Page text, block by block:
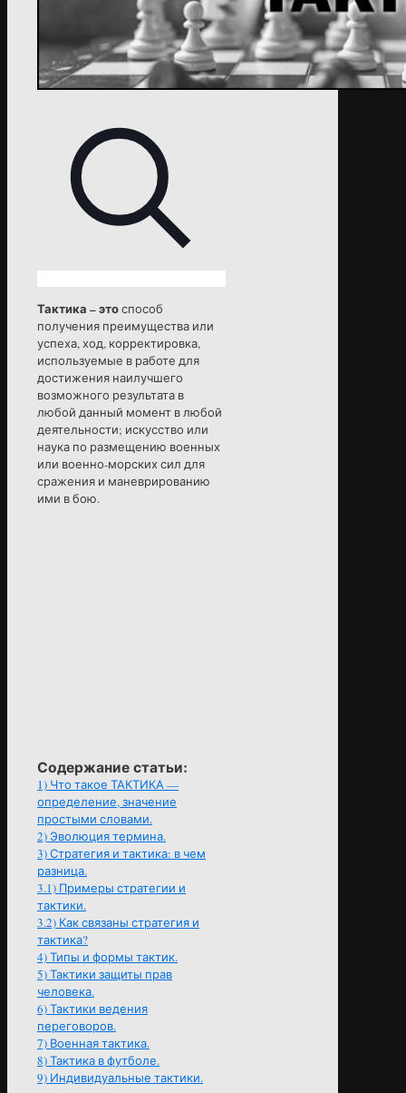
Тактика – этоспособ
получения преимущества или
успеха, ход, корректировка,
используемые в работе для
достижения наилучшего
возможного результата в
любой данный момент в любой
деятельности; искусство или
наука по размещению военных
или военно-морских сил для
сражения и маневрированию
ими в бою.
Содержание статьи:
1) Что такое ТАКТИКА —
определение, значение
простыми словами.
2)Эволюция термина.
3)Стратегия и тактика: в чем
разница.
3.1) Примеры стратегии и
тактики.
3.2) Как связаны стратегия и
тактика?
4)Типы и формы тактик.
5)Тактики защиты прав
человека.
6)Тактики ведения
переговоров.
7) Военная тактика.
8)Тактика в футболе.
9) Индивидуальные тактики.